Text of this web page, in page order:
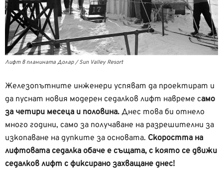
Лифт в планината Долар / Sun Valley Resort
Железопътните инженери успяват да проектират и
да пуснат новия модерен седалков лифт навреме само
за четири месеца и половина. Днес това би отнело
много години, само за получаване на разрешителни за
изкопаване на дупките за основата. Скоростта на
лифтовата седалка обаче е същата, с която се движи
седалков лифт с фиксирано захващане днес!